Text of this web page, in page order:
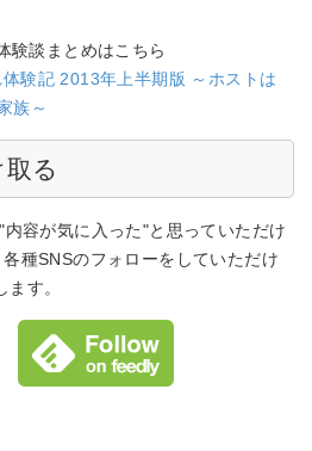
験談まとめはこちら
験記 2013年上半期版 ～ホストは
族～
る
容が気に入った"と思っていただけ
種SNSのフォローをしていただけ
す。